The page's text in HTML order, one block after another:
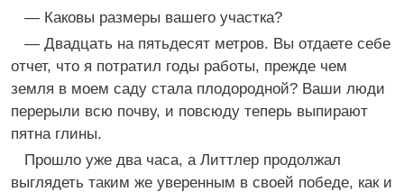
— Каковы размеры вашего участка?
— Двадцать на пятьдесят метров. Вы отдаете себе
отчет, что я потратил годы работы, прежде чем
земля в моем саду стала плодородной? Ваши люди
перерыли всю почву, и повсюду теперь выпирают
пятна глины.
Прошло уже два часа, а Литтлер продолжал
выглядеть таким же уверенным в своей победе, как и